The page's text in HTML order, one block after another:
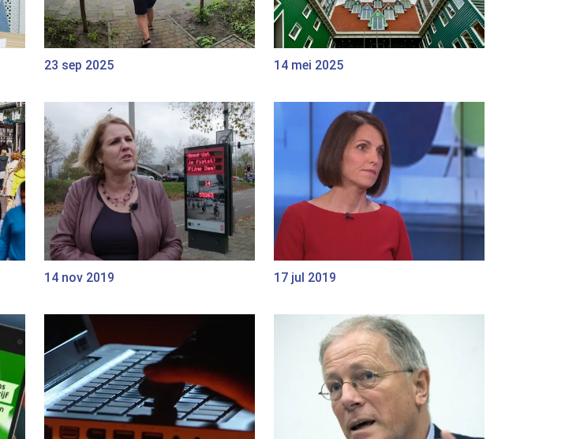
23 sep 2025 14 mei 2025
14 nov 2019 17 jul 2019